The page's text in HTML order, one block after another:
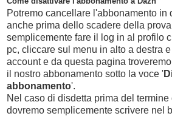
Potremo cancellare l'abbonamento in
anche prima dello scadere della
semplicemente fare il log in al profilo
pc, cliccare sul menu in alto a destra
account e da questa pagina
il nostro abbonamento sotto la voce '
abbonamento'.
Nel caso di disdetta prima del
dovremo semplicemente scrivere nel